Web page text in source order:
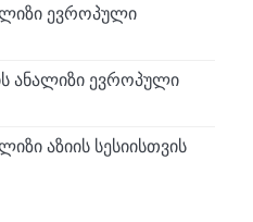
ევროპული
ანალიზი ევროპული
აზიის სესიისთვის